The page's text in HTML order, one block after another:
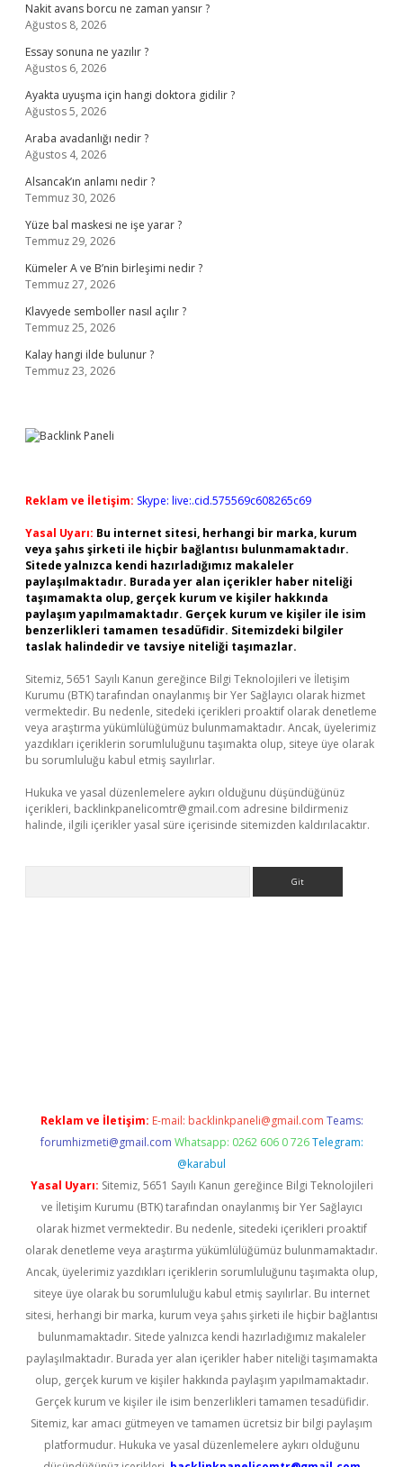
Nakit avans borcu ne zaman yansır ?
Ağustos 8, 2026
Essay sonuna ne yazılır ?
Ağustos 6, 2026
Ayakta uyuşma için hangi doktora gidilir ?
Ağustos 5, 2026
Araba avadanlığı nedir ?
Ağustos 4, 2026
Alsancak’ın anlamı nedir ?
Temmuz 30, 2026
Yüze bal maskesi ne işe yarar ?
Temmuz 29, 2026
Kümeler A ve B’nin birleşimi nedir ?
Temmuz 27, 2026
Klavyede semboller nasıl açılır ?
Temmuz 25, 2026
Kalay hangi ilde bulunur ?
Temmuz 23, 2026
Reklam ve İletişim: Skype: live:.cid.575569c608265c69
Yasal Uyarı: Bu internet sitesi, herhangi bir marka, kurum
veya şahıs şirketi ile hiçbir bağlantısı bulunmamaktadır.
Sitede yalnızca kendi hazırladığımız makaleler
paylaşılmaktadır. Burada yer alan içerikler haber niteliği
taşımamakta olup, gerçek kurum ve kişiler hakkında
paylaşım yapılmamaktadır. Gerçek kurum ve kişiler ile isim
benzerlikleri tamamen tesadüfidir. Sitemizdeki bilgiler
taslak halindedir ve tavsiye niteliği taşımazlar.
Sitemiz, 5651 Sayılı Kanun gereğince Bilgi Teknolojileri ve İletişim
Kurumu (BTK) tarafından onaylanmış bir Yer Sağlayıcı olarak hizmet
vermektedir. Bu nedenle, sitedeki içerikleri proaktif olarak denetleme
veya araştırma yükümlülüğümüz bulunmamaktadır. Ancak, üyelerimiz
yazdıkları içeriklerin sorumluluğunu taşımakta olup, siteye üye olarak
bu sorumluluğu kabul etmiş sayılırlar.
Hukuka ve yasal düzenlemelere aykırı olduğunu düşündüğünüz
içerikleri, backlinkpanelicomtr@gmail.com adresine bildirmeniz
halinde, ilgili içerikler yasal süre içerisinde sitemizden kaldırılacaktır.
Reklam ve İletişim: E-mail: backlinkpaneli@gmail.com Teams:
forumhizmeti@gmail.com Whatsapp: 0262 606 0 726 Telegram:
@karabul
Yasal Uyarı: Sitemiz, 5651 Sayılı Kanun gereğince Bilgi Teknolojileri
ve İletişim Kurumu (BTK) tarafından onaylanmış bir Yer Sağlayıcı
olarak hizmet vermektedir. Bu nedenle, sitedeki içerikleri proaktif
olarak denetleme veya araştırma yükümlülüğümüz bulunmamaktadır.
Ancak, üyelerimiz yazdıkları içeriklerin sorumluluğunu taşımakta olup,
siteye üye olarak bu sorumluluğu kabul etmiş sayılırlar. Bu internet
sitesi, herhangi bir marka, kurum veya şahıs şirketi ile hiçbir bağlantısı
bulunmamaktadır. Sitede yalnızca kendi hazırladığımız makaleler
paylaşılmaktadır. Burada yer alan içerikler haber niteliği taşımamakta
olup, gerçek kurum ve kişiler hakkında paylaşım yapılmamaktadır.
Gerçek kurum ve kişiler ile isim benzerlikleri tamamen tesadüfidir.
Sitemiz, kar amacı gütmeyen ve tamamen ücretsiz bir bilgi paylaşım
platformudur. Hukuka ve yasal düzenlemelere aykırı olduğunu